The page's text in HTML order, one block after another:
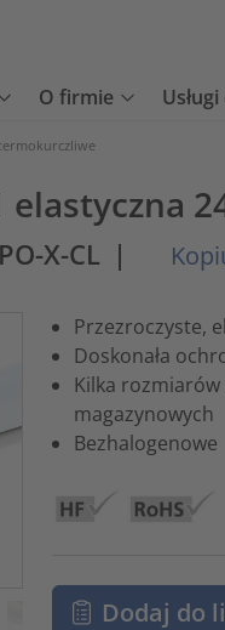
O firmie
elastyczna
X-CL |
Przezroczyste,
Doskonała
Kilka
magazynowych
Bezhalogenowe
Dodaj do